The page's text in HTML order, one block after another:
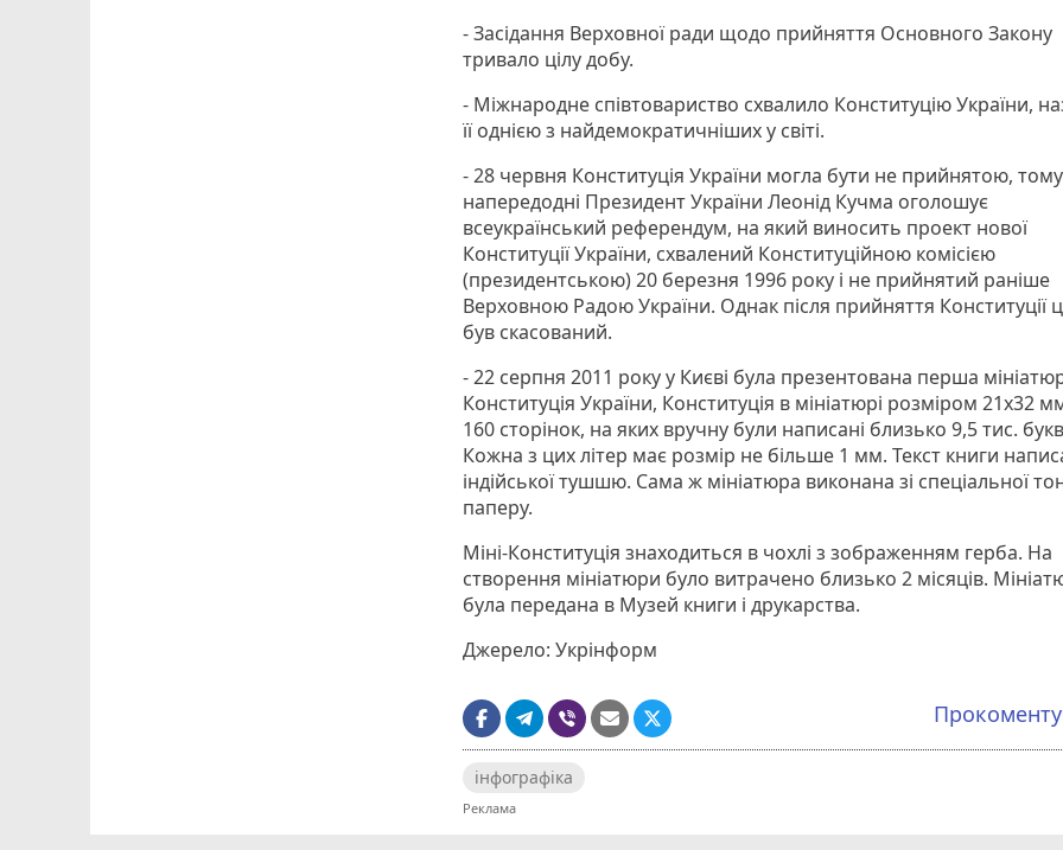
- Засідання Верховної ради щодо прийняття Основного Закону
тривало цілу добу.
- Міжнародне співтовариство схвалило Конституцію України,
її однією з найдемократичніших у світі.
- 28 червня Конституція України могла бути не прийнятою,
напередодні Президент України Леонід Кучма оголошує
всеукраїнський референдум, на який виносить проект нової
Конституції України, схвалений Конституційною комісією
(президентською) 20 березня 1996 року і не прийнятий раніше
Верховною Радою України. Однак після прийняття Конституції
був скасований.
- 22 серпня 2011 року у Києві була презентована перша
Конституція України, Конституція в мініатюрі розміром 21х32
160 сторінок, на яких вручну були написані близько 9,5 тис.
Кожна з цих літер має розмір не більше 1 мм. Текст книги
індійської тушшю. Сама ж мініатюра виконана зі спеціальної
паперу.
Міні-Конституція знаходиться в чохлі з зображенням герба. На
створення мініатюри було витрачено близько 2 місяців.
була передана в Музей книги і друкарства.
Джерело: Укрінформ
інфографіка